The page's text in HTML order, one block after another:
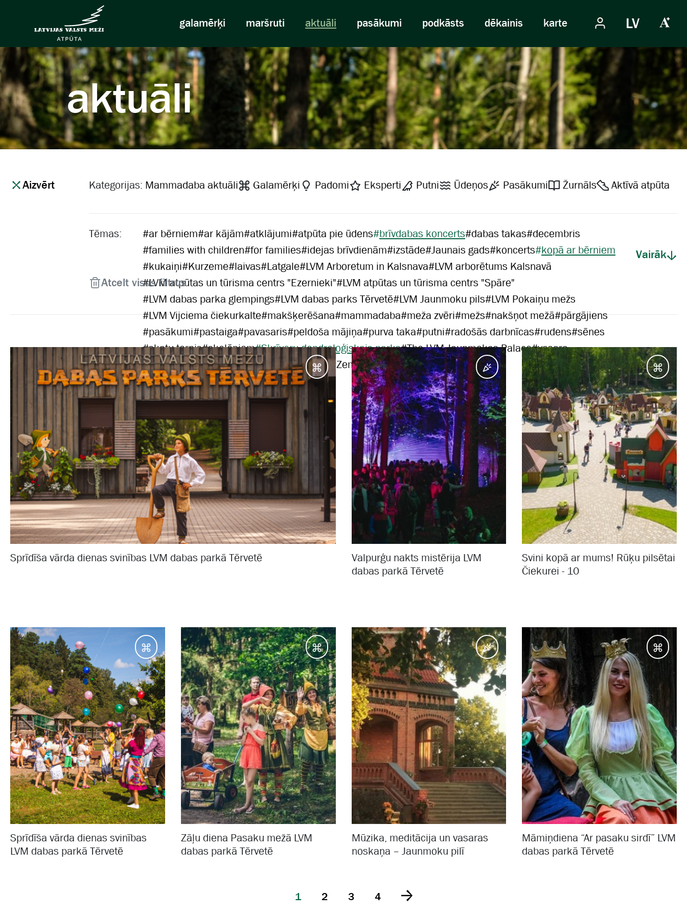
galamērķi maršruti aktuāli pasākumi podkāsts dēkainis karte LV
aktuāli
Aizvērt Kategorijas: Mammadaba aktuāli Galamērķi Padomi Eksperti Putni Ūdeņos Pasākumi Žurnāls Aktīvā atpūta
Tēmas: #ar bērniem#ar kājām#atklājumi#atpūta pie ūdens#brīvdabas koncerts#dabas takas#decembris
#families with children#for families#idejas brīvdienām#izstāde#Jaunais gads#koncerts#kopā ar bērniem
#kukaiņi#Kurzeme#laivas#Latgale#LVM Arboretum in Kalsnava#LVM arborētums Kalsnavā
#LVM atpūtas un tūrisma centrs "Ezernieki"#LVM atpūtas un tūrisma centrs "Spāre"
#LVM dabas parka glempings#LVM dabas parks Tērvetē#LVM Jaunmoku pils#LVM Pokaiņu mežs
#LVM Vijciema čiekurkalte#makšķerēšana#mammadaba#meža zvēri#mežs#nakšņot mežā#pārgājiens
#pasākumi#pastaiga#pavasaris#peldoša mājiņa#purva taka#putni#radošās darbnīcas#rudens#sēnes
#skatu tornis#skolēniem#Skrīveru dendroloģiskais parks#The LVM Jaunmokas Palace#vasara
#velobraucējiem#Vidzeme# vienas dienas#Zemgale#ziema
Vairāk
Atcelt visus filtrus
Galamērķi
Sprīdīša vārda dienas svinības LVM dabas parkā Tērvetē
Pasākumi
Valpurģu nakts mistērija LVM
dabas parkā Tērvetē
Svini kopā ar mums! Rūķu pilsētai
Čiekurei - 10
Galamērķi
Sprīdīša vārda dienas svinības
LVM dabas parkā Tērvetē
Galamērķi
Zāļu diena Pasaku mežā LVM
dabas parkā Tērvetē
Pasākumi
Mūzika, meditācija un vasaras
noskaņa – Jaunmoku pilī
Māmiņdiena “Ar pasaku sirdī” LVM
dabas parkā Tērvetē
1 2 3 4